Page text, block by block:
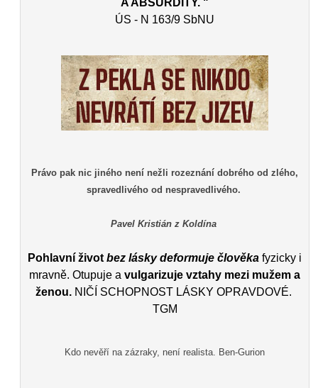
A ABSURDITY. "
ÚS - N 163/9 SbNU
Právo pak nic jiného není nežli rozeznání dobrého od zlého,
spravedlivého od nespravedlivého.
Pavel Kristián z Koldína
Pohlavní život bez lásky deformuje člověka fyzicky i
mravně. Otupuje avulgarizuje vztahy mezi mužem a
ženou. NIČÍ SCHOPNOST LÁSKY OPRAVDOVÉ.
TGM
Kdo nevěří na zázraky, není realista. Ben-Gurion